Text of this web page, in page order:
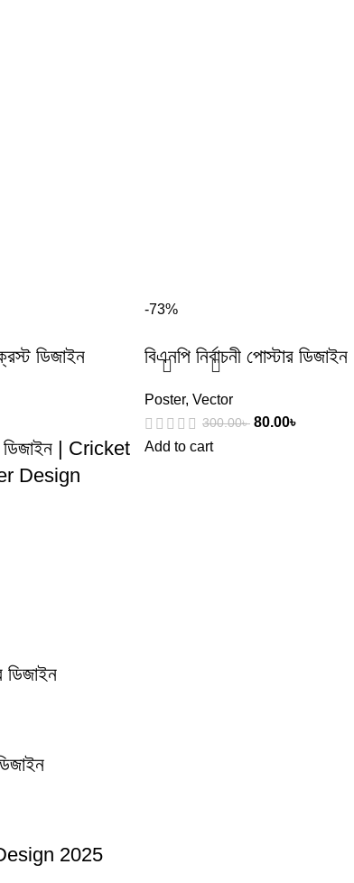
ডিজাইন
-73%
বিএনপি নির্বাচনী পোস্টার ডিজাইন
Poster, Vector
300.00৳ 80.00৳
Add to cart
ডিজাইন | Cricket
Design
Design 2025